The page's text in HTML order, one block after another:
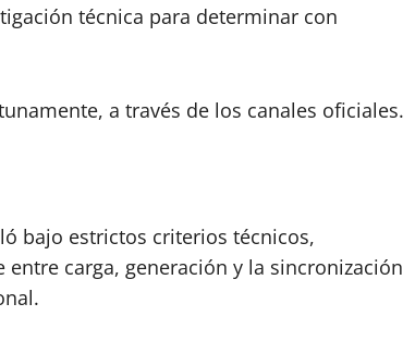
técnica para determinar con
a través de los canales oficiales.
bajo estrictos criterios técnicos,
carga, generación y la sincronización